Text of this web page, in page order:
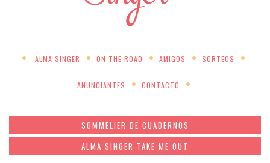
ALMA SINGER ON THE ROAD AMIGOS SORTEOS
ANUNCIANTES CONTACTO
SOMMELIER DE CUADERNOS
ALMA SINGER TAKE ME OUT